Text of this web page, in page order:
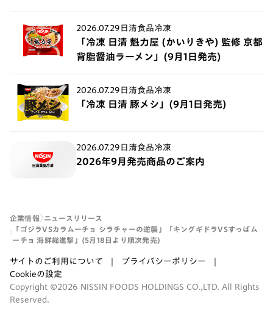
2026.07.29 日清食品冷凍
「冷凍 日清 魁力屋 (かいりきや) 監修 京都
背脂醤油ラーメン」(9月1日発売)
2026.07.29 日清食品冷凍
「冷凍 日清 豚メシ」(9月1日発売)
2026.07.29 日清食品冷凍
2026年9月発売商品のご案内
企業情報
ニュースリリース
「ゴジラVSカラムーチョ シラチャーの逆襲」「キングギドラVSすっぱム
ーチョ 海鮮総進撃」(5月18日より順次発売)
サイトのご利用について
プライバシーポリシー
Cookieの設定
Copyright ©2026 NISSIN FOODS HOLDINGS CO.,LTD. All Rights
Reserved.